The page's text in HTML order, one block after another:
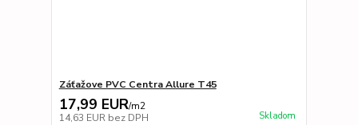
Záťažove PVC Centra Allure T45
17,99 EUR/m2
14,63 EUR bez DPH Skladom